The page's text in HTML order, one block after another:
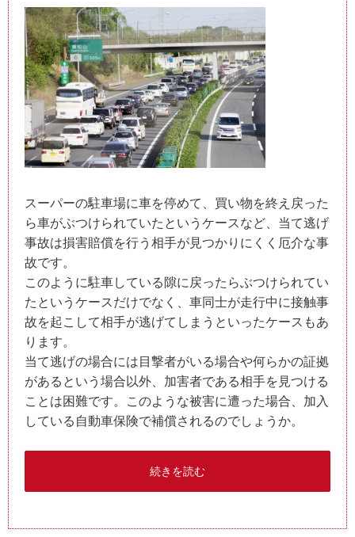
スーパーの駐車場に車を停めて、買い物を終え戻った
ら車がぶつけられていたというケースなど、当て逃げ
事故は損害賠償を行う相手が見つかりにくく厄介な事
故です。
このように駐車している隙に戻ったらぶつけられてい
たというケースだけでなく、車同士が走行中に接触事
故を起こして相手が逃げてしまうといったケースもあ
ります。
当て逃げの場合には目撃者がいる場合や何らかの証拠
があるという場合以外、加害者である相手を見つける
ことは困難です。このような被害に遭った場合、加入
している自動車保険で補償されるのでしょうか。
続きを読む